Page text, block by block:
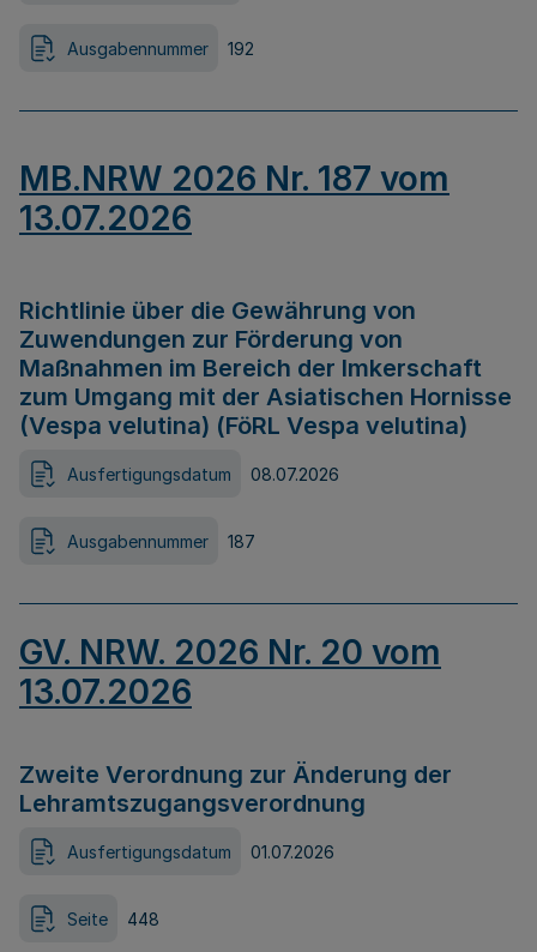
Ausgabennummer 192
MB.NRW 2026 Nr. 187 vom
13.07.2026
Richtlinie über die Gewährung von
Zuwendungen zur Förderung von
Maßnahmen im Bereich der Imkerschaft
zum Umgang mit der Asiatischen Hornisse
(Vespa velutina) (FöRL Vespa velutina)
Ausfertigungsdatum 08.07.2026
Ausgabennummer 187
GV. NRW. 2026 Nr. 20 vom
13.07.2026
Zweite Verordnung zur Änderung der
Lehramtszugangsverordnung
Ausfertigungsdatum 01.07.2026
Seite 448